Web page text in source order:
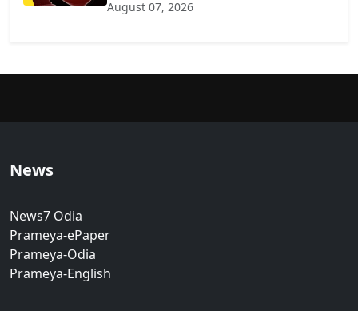
August 07, 2026
News
News7 Odia
Prameya-ePaper
Prameya-Odia
Prameya-English